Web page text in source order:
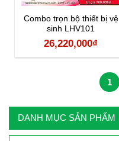
Combo trọn bộ thiết bị vệ
sinh LHV101
26,220,000₫
1
DANH MỤC SẢN PHẨM